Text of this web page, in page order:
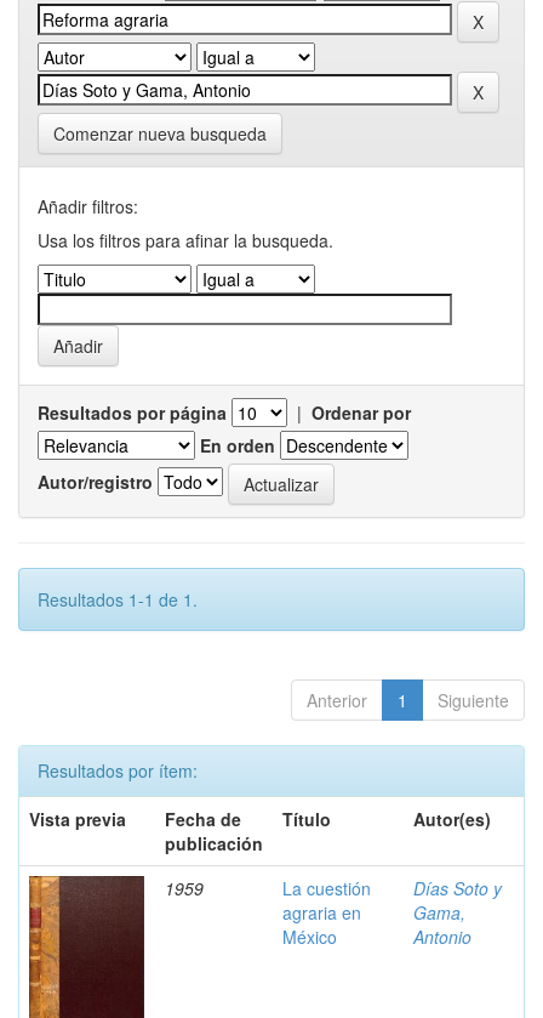
Comenzar nueva busqueda
Añadir filtros:
Usa los filtros para afinar la busqueda.
Resultados por página | Ordenar por
En orden
Autor/registro
Resultados 1-1 de 1.
Anterior 1 Siguiente
Resultados por ítem:
Vista previa
Fecha de
publicación
Título Autor(es)
1959
La cuestión
agraria en
México
Días Soto y
Gama,
Antonio